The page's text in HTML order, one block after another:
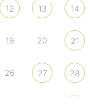
12 13 14
19 20 21
26 27 28